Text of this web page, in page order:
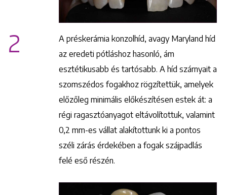
2
A préskerámia konzolhíd, avagy Maryland híd
az eredeti pótláshoz hasonló, ám
esztétikusabb és tartósabb. A híd szárnyait a
szomszédos fogakhoz rögzítettük, amelyek
előzőleg minimális előkészítésen estek át: a
régi ragasztóanyagot eltávolítottuk, valamint
0,2 mm-es vállat alakítottunk ki a pontos
széli zárás érdekében a fogak szájpadlás
felé eső részén.